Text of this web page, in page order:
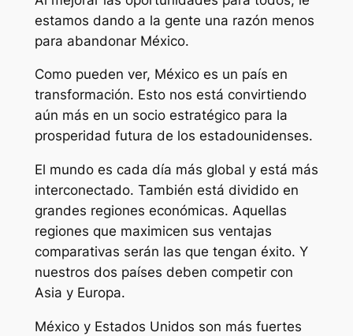
estamos dando a la gente una razón menos
para abandonar México.
Como pueden ver, México es un país en
transformación. Esto nos está convirtiendo
aún más en un socio estratégico para la
prosperidad futura de los estadounidenses.
El mundo es cada día más global y está más
interconectado. También está dividido en
grandes regiones económicas. Aquellas
regiones que maximicen sus ventajas
comparativas serán las que tengan éxito. Y
nuestros dos países deben competir con
Asia y Europa.
México y Estados Unidos son más fuertes